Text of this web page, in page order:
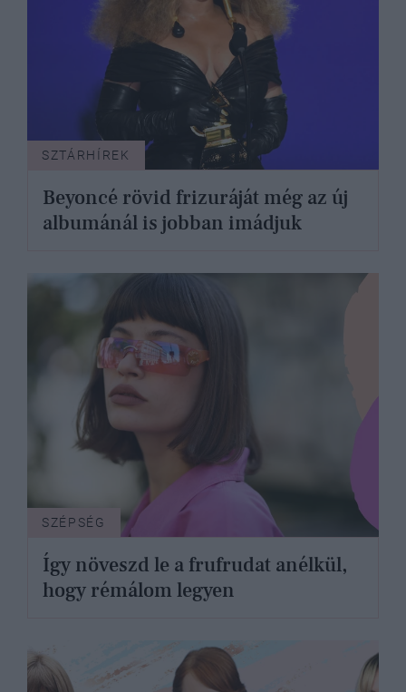
SZTÁRHÍREK
Beyoncé rövid frizuráját még az új
albumánál is jobban imádjuk
SZÉPSÉG
Így növeszd le a frufrudat anélkül,
hogy rémálom legyen